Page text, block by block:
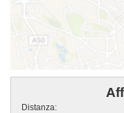
Distanza: